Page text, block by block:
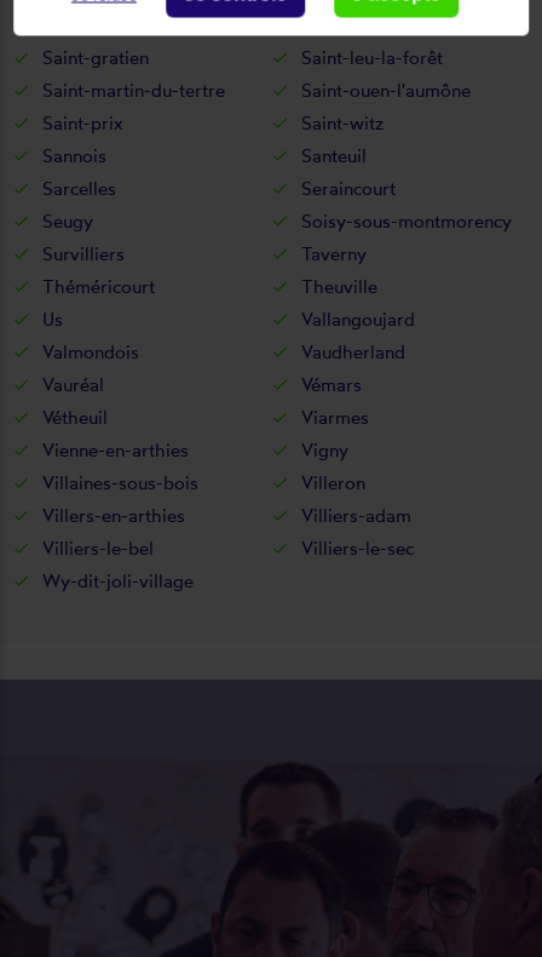
Saint-cyr-en-arthies
Saint-gervais
Saint-gratien
Saint-leu-la-forêt
Saint-martin-du-tertre
Saint-ouen-l'aumône
Saint-prix
Saint-witz
Sannois
Santeuil
Sarcelles
Seraincourt
Seugy
Soisy-sous-montmorency
Survilliers
Taverny
Théméricourt
Theuville
Us
Vallangoujard
Valmondois
Vaudherland
Vauréal
Vémars
Vétheuil
Viarmes
Vienne-en-arthies
Vigny
Villaines-sous-bois
Villeron
Villers-en-arthies
Villiers-adam
Villiers-le-bel
Villiers-le-sec
Wy-dit-joli-village